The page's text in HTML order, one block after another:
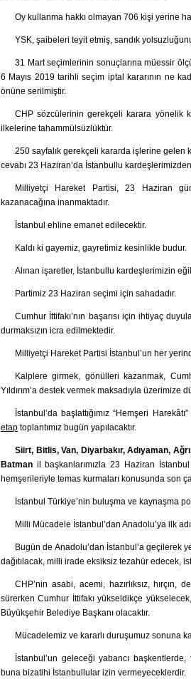
Oy kullanma hakkı olmayan 706 kişi yerine
YSK, şaibeleri teyit etmiş, sandık yolsuzluğunu
31 Mart seçimlerinin sonuçlarına müessir
6 Mayıs 2019 tarihli seçim iptal kararının ne
önüne serilmiştir.
CHP sözcülerinin gerekçeli karara yönelik
ilkelerine tahammülsüzlüktür.
250 sayfalık gerekçeli kararda işlerine gelen
cevabı 23 Haziran’da İstanbullu
Milliyetçi Hareket Partisi, 23 Haziran
kazanacağına inanmaktadır.
İstanbul ehline emanet edilecektir.
Kaldı ki gayemiz, gayretimiz kesinlikle budur.
Alınan işaretler, İstanbullu kardeşlerimizin
Partimiz 23 Haziran seçimi için sahadadır.
Cumhur İttifakı’nın başarısı için ihtiyaç
durmaksızın icra edilmektedir.
Milliyetçi Hareket Partisi İstanbul’un her
Kalplere girmek, gönülleri kazanmak,
Yıldırım’a destek vermek maksadıyla
İstanbul’da başlattığımız “Hemşeri
etap toplantımız bugün yapılacaktır.
Siirt, Bitlis, Van, Diyarbakır, Adıyaman,
Batman il başkanlarımızla 23 Haziran
hemşerileriyle temas kurmaları konusunda son
İstanbul Türkiye’nin buluşma ve kaynaşma
Milli Mücadele İstanbul’dan Anadolu’ya ilk
Bugün de Anadolu’dan İstanbul’a
dağıtılacak, milli irade eksiksiz tezahür edecek,
CHP’nin asabi, acemi, hazırlıksız,
sürerken Cumhur İttifakı yükseldikçe
Büyükşehir Belediye Başkanı olacaktır.
Mücadelemiz ve kararlı duruşumuz sonuna
İstanbul’un geleceği yabancı
buna bizatihi İstanbullular izin vermeyeceklerdir.